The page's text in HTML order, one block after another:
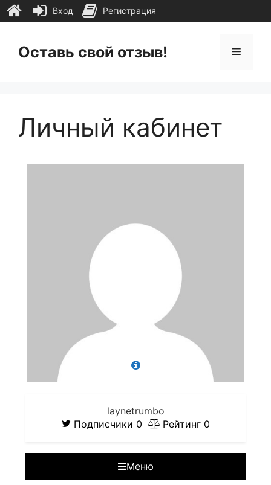
содержимому
Оставь свой отзыв! Меню
Личный кабинет
laynetrumbo
Подписчики 0 Рейтинг 0
Меню
Вход Регистрация